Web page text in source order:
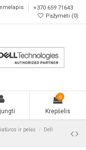
+370 659 71643
Pažymėti (0)
0
Krepšelis
ir pelės
Dell